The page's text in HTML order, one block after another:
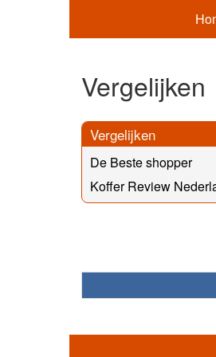
Vergelijken
Vergelijken
De Beste shopper
Koffer Review